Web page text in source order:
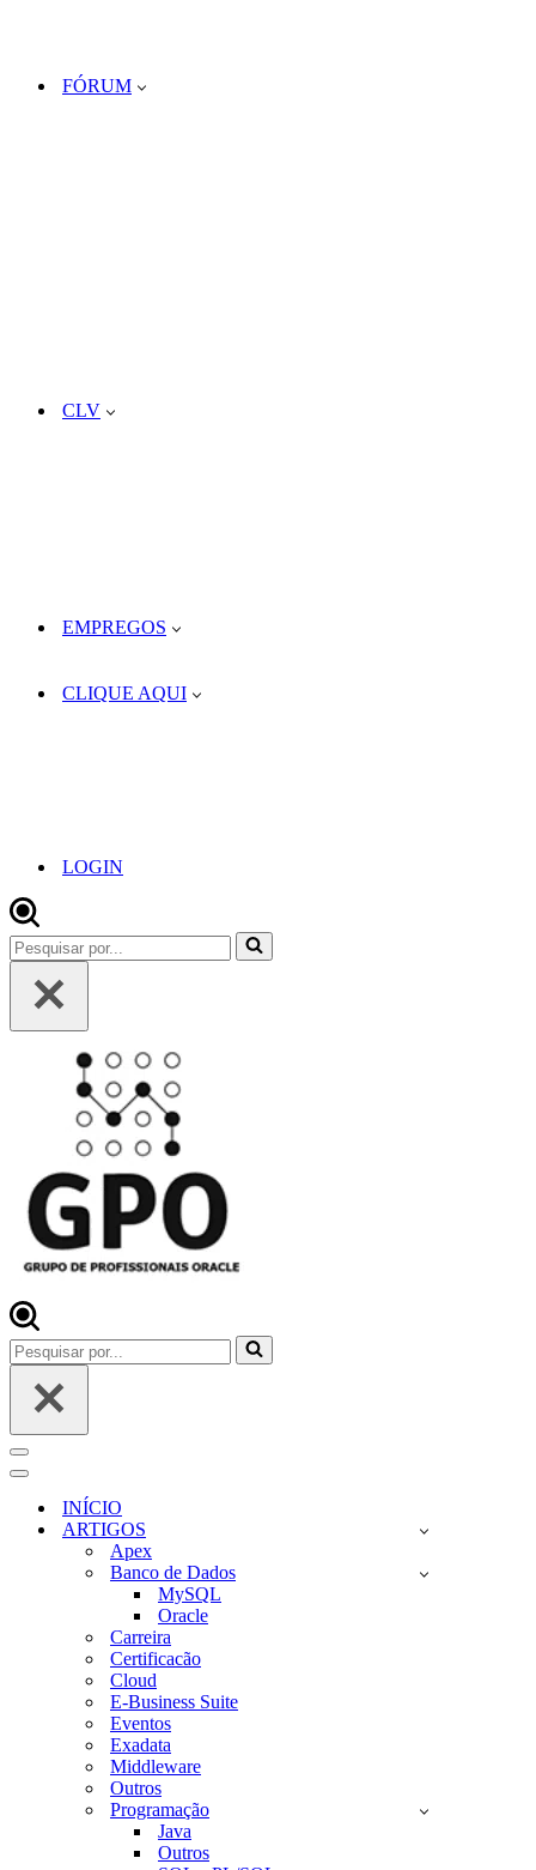
FÓRUM
CLV
EMPREGOS
CLIQUE AQUI
LOGIN
Pesquisar
por...
Pesquisar
por...
Menu
de
navegação
Menu
navegaçãoINÍCIO
ARTIGOS
Apex
Banco de Dados
MySQL
Oracle
Carreira
Certificacão
Cloud
E-Business Suite
Eventos
Exadata
Middleware
Outros
Programação
Java
Outros